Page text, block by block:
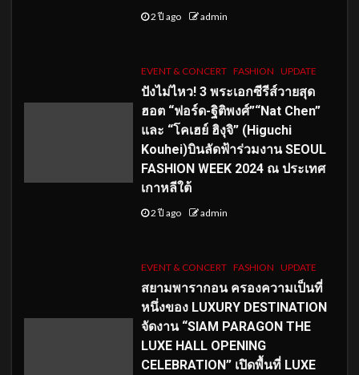
2 ปี ago admin
EVENT & CONCERT FASHION UPDATE
ปังไม่ไหว! 3 พระเอกซีรีส์วายสุด
ฮอต “ฟอร์ด-ฐิติพงศ์”“Nat Chen”
และ “โคเฮย์ ฮิงุจิ” (Higuchi
Kouhei)บินลัดฟ้าร่วมงาน SEOUL
FASHION WEEK 2024 ณ ประเทศ
เกาหลีใต้
2 ปี ago admin
EVENT & CONCERT FASHION UPDATE
สยามพารากอน ครองความเป็นที่
หนึ่งของ LUXURY DESTINATION
จัดงาน “SIAM PARAGON THE
LUXE HALL OPENING
CELEBRATION” เปิดพื้นที่ LUXE